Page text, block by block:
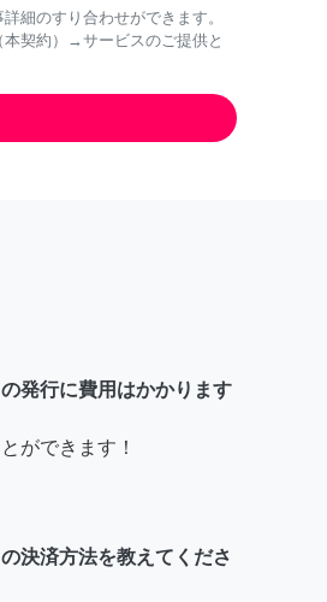
細のすり合わせができます。
契約）→サービスのご提供と
発行に費用はかかります
ができます！
決済方法を教えてくださ